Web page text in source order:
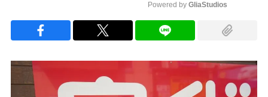
Powered by GliaStudios